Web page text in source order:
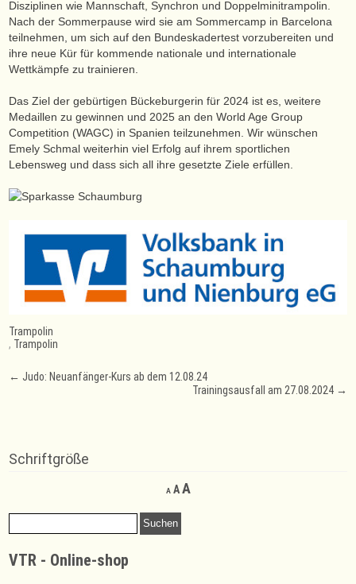
Disziplinen wie Mannschaft, Synchron und Doppelminitrampolin.
Nach der Sommerpause wird sie am Sommercamp in Barcelona
teilnehmen, um sich auf den Bundeskadertest vorzubereiten und
ihre neue Kür für kommende nationale und internationale
Wettkämpfe zu trainieren.
Das Ziel der gebürtigen Bückeburgerin für 2024 ist es, weitere
Medaillen zu gewinnen und 2025 an den World Age Group
Competition (WAGC) in Spanien teilzunehmen. Wir wünschen
Emely Schmal weiterhin viel Erfolg auf ihrem sportlichen
Lebensweg und dass sich all ihre gesetzte Ziele erfüllen.
Trampolin
, Trampolin
Post
← Judo: Neuanfänger-Kurs ab dem 12.08.24
Trainingsausfall am 27.08.2024 →
Schriftgröße
A
Decrease
font
AReset
size.
AIncrease
Suchen
nach:
VTR - Online-shop